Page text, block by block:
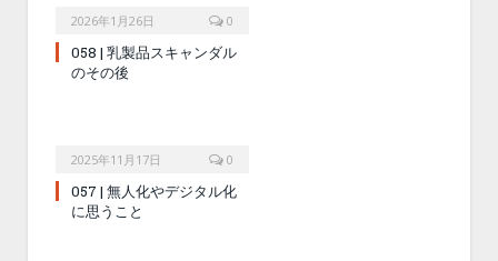
2026年1月26日 0
058 | 乳製品スキャンダル
のその後
2025年11月17日 0
057 | 無人化やデジタル化
に思うこと